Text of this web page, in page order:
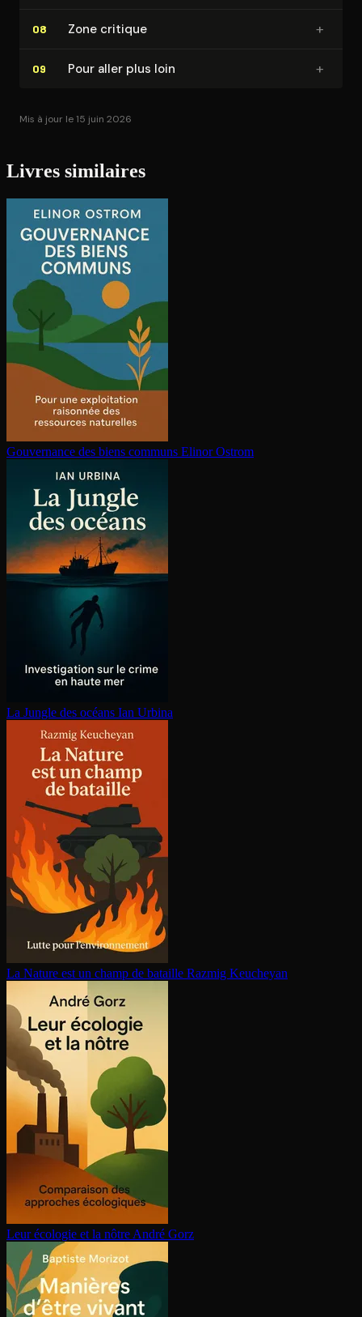
08 Zone critique +
09 Pour aller plus loin +
Mis à jour le 15 juin 2026
Livres similaires
Gouvernance des biens communs Elinor Ostrom
La Jungle des océans Ian Urbina
La Nature est un champ de bataille Razmig Keucheyan
Leur écologie et la nôtre André Gorz